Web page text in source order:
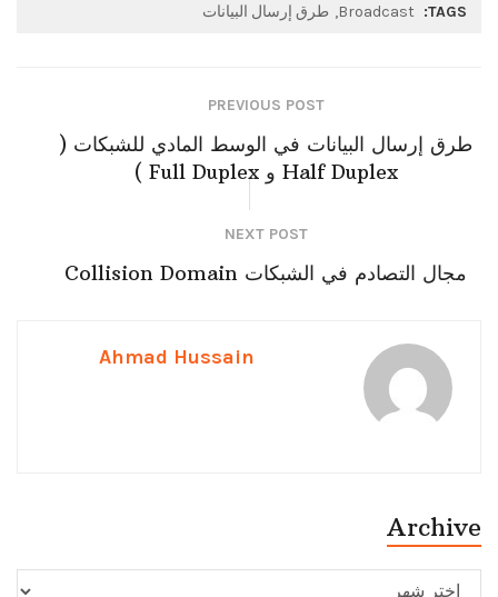
TAGS:
Broadcast طرق إرسال البيانات
PREVIOUS POST
طرق إرسال البيانات في الوسط المادي للشبكات (
Half Duplex و Full Duplex )
NEXT POST
مجال التصادم في الشبكات Collision Domain
Ahmad Hussain
Archive
Archive